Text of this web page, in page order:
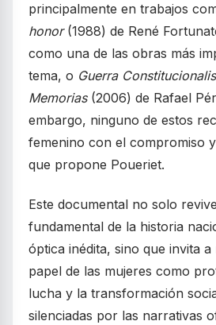
principalmente en trabajos
honor(1988) de René
como una de las obras más
tema, o Guerra
Memorias(2006) de Rafael
embargo, ninguno de estos
femenino con el compromiso
que propone Poueriet.
Este documental no solo
fundamental de la historia
óptica inédita, sino que invita
papel de las mujeres como
lucha y la transformación
silenciadas por las narrativas